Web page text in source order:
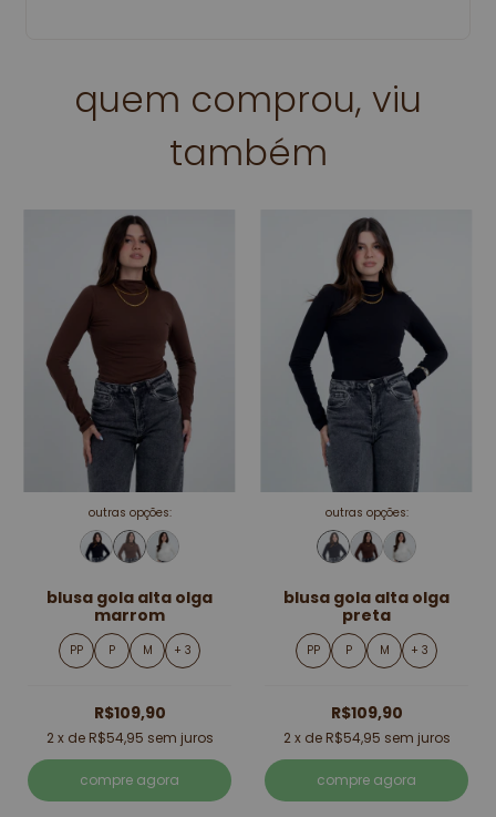
quem comprou, viu
também
outras opções:
blusa gola alta olga
marrom
PP P M + 3
R$109,90
2 x de R$54,95 sem juros
compre agora
outras opções:
blusa gola alta olga
preta
PP P M + 3
R$109,90
2 x de R$54,95 sem juros
compre agora